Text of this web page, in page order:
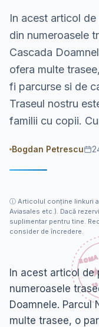
In acest articol
din numeroasele
Cascada
ofera multe
fi parcurse si de
Traseul nostru
familii cu copii.
Bogdan Petrescu
ⓘ Articolul conține linkuri
Aviasales etc.). Dacă
suplimentar pentru tine.
consider de încredere.
In acest articol
numeroasele
Doamnele. Parcul
multe trasee, o